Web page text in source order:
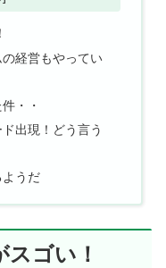
経営もやってい
・・
出現！どう言う
うだ
スゴい！